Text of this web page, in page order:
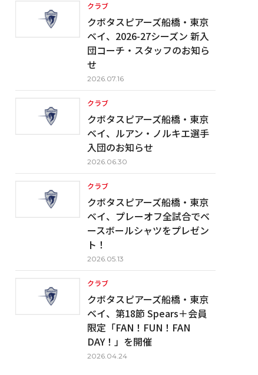
クラブ
クボタスピアーズ船橋・東京
ベイ、2026-27シーズン 新入
団コーチ・スタッフのお知ら
せ
2026.07.16
クラブ
クボタスピアーズ船橋・東京
ベイ、ルアン・ノルキエ選手
入団のお知らせ
2026.06.30
クラブ
クボタスピアーズ船橋・東京
ベイ、プレーオフ全試合でベ
ースボールシャツをプレゼン
ト！
2026.05.13
クラブ
クボタスピアーズ船橋・東京
ベイ、第18節 Spears＋会員
限定「FAN！FUN！FAN
DAY！」を開催
2026.04.24